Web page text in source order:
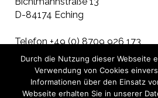
D-84174 Eching
Telefon +49 (0) 8709 926 173
Fax +49 (0) 8709 926 177
Mobil +49 (0) 171 372 35 70
E-Mailerfolg@dumark.de
Durch die Nutzung dieser Webseite
Verwendung von Cookies
Informationen über den Einsatz
Webseite erhalten Sie in unserer